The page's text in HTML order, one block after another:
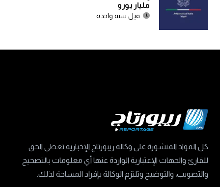
مليار يورو
قبل سنة واحدة
كل المواد المنشورة على وكالة ريبورتاج الإخبارية تعطي الحق
للقارئ والجهات الإعتبارية الواردة عنها أي معلومات بالتصحيح
والتصويب، والتوضيح وتلتزم الوكالة بإفراد المساحة لذلك.